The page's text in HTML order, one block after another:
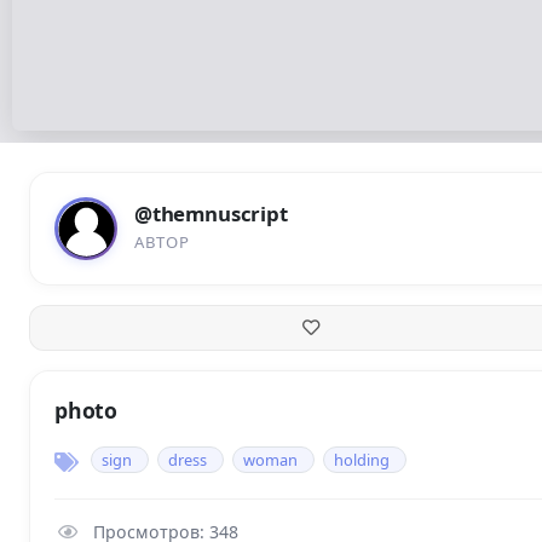
@themnuscript
АВТОР
photo
sign dress woman holding
Просмотров: 348